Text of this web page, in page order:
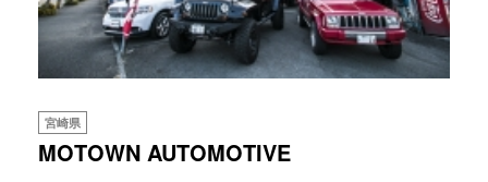
宮崎県
MOTOWN AUTOMOTIVE